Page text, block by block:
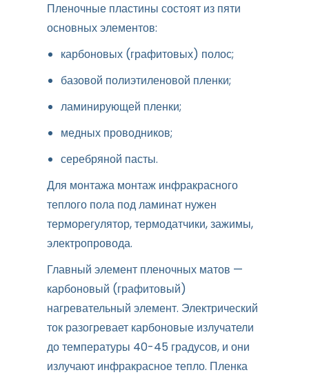
Пленочные пластины состоят из пяти
основных элементов:
карбоновых (графитовых) полос;
базовой полиэтиленовой пленки;
ламинирующей пленки;
медных проводников;
серебряной пасты.
Для монтажа монтаж инфракрасного
теплого пола под ламинат нужен
терморегулятор, термодатчики, зажимы,
электропровода.
Главный элемент пленочных матов —
карбоновый (графитовый)
нагревательный элемент. Электрический
ток разогревает карбоновые излучатели
до температуры 40-45 градусов, и они
излучают инфракрасное тепло. Пленка